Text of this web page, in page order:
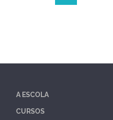
A ESCOLA
CURSOS